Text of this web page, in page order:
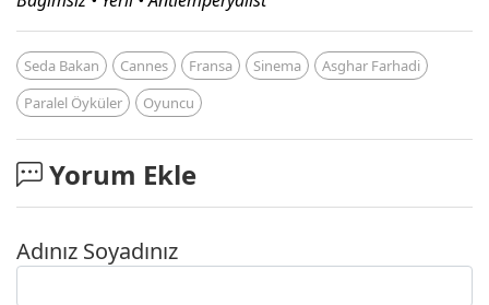
Seda Bakan Cannes Fransa Sinema
Asghar Farhadi
Paralel Öyküler
Oyuncu
Yorum Ekle
Adınız Soyadınız